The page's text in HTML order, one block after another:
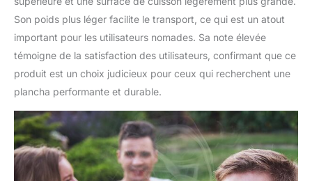
Son poids plus léger facilite le transport, ce qui est un atout
important pour les utilisateurs nomades. Sa note élevée
témoigne de la satisfaction des utilisateurs, confirmant que ce
produit est un choix judicieux pour ceux qui recherchent une
plancha performante et durable.